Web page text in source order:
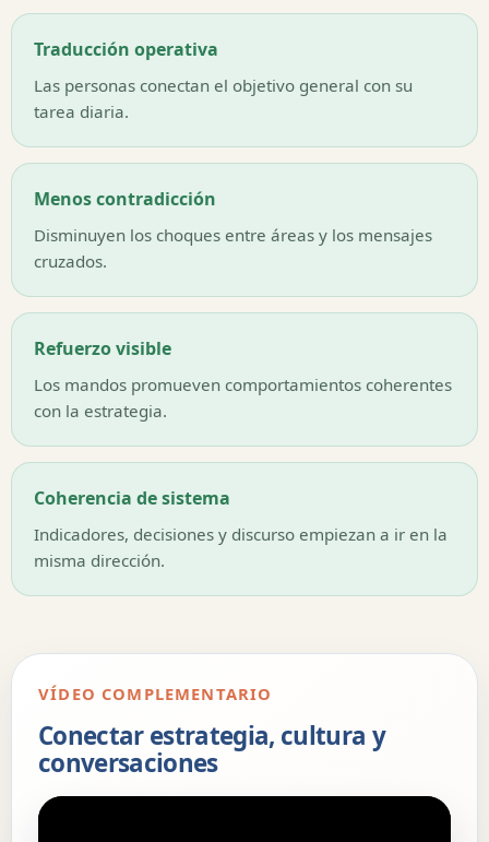
Traducción operativa
Las personas conectan el objetivo general con su
tarea diaria.
Menos contradicción
Disminuyen los choques entre áreas y los mensajes
cruzados.
Refuerzo visible
Los mandos promueven comportamientos coherentes
con la estrategia.
Coherencia de sistema
Indicadores, decisiones y discurso empiezan a ir en la
misma dirección.
VÍDEO COMPLEMENTARIO
Conectar estrategia, cultura y
conversaciones